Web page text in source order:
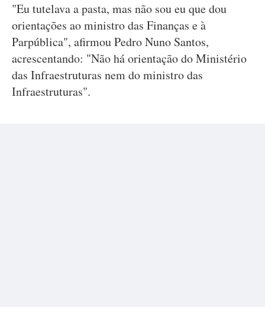
"Eu tutelava a pasta, mas não sou eu que dou
orientações ao ministro das Finanças e à
Parpública", afirmou Pedro Nuno Santos,
acrescentando: "Não há orientação do Ministério
das Infraestruturas nem do ministro das
Infraestruturas".